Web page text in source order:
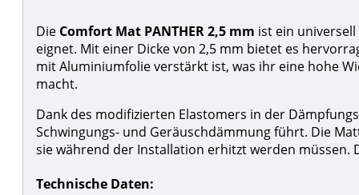
Die Comfort Mat PANTHER 2,5 mm ist ein
eignet. Mit einer Dicke von 2,5 mm bietet es
mit Aluminiumfolie verstärkt ist, was ihr eine hohe
macht.
Dank des modifizierten Elastomers in der
Schwingungs- und Geräuschdämmung führt. Die
sie während der Installation erhitzt werden müssen.
Technische Daten: